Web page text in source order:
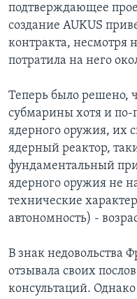
подтверждающее
создание AUKUS
контракта, несмотря
потратила на него
Теперь было решено,
субмарины хотя и по-
ядерного оружия, их
ядерный реактор,
фундаментальный
ядерного оружия не
технические
автономность) -
В знак недовольства
отзывала своих
консультаций. Однако